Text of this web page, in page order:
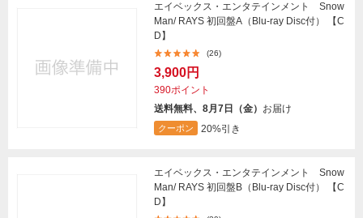
エイベックス・エンタテインメント Snow
Man/ RAYS 初回盤A（Blu-ray Disc付） 【C
D】
(26)
3,900円
390ポイント
送料無料、8月7日（金） お届け
クーポン 20%引き
エイベックス・エンタテインメント Snow
Man/ RAYS 初回盤B（Blu-ray Disc付） 【C
D】